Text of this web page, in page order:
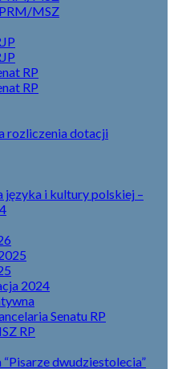
MSZ
RP
RP
rozliczenia dotacji
języka i kultury polskiej –
2024
Senatu RP
RP
dwudziestolecia”